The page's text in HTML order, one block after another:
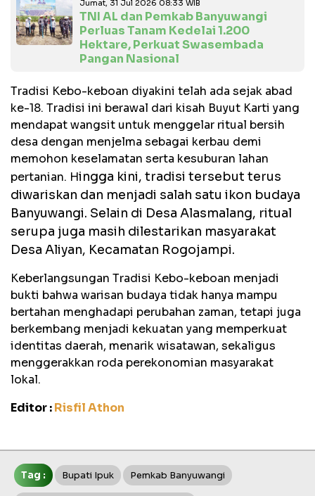
Jumat, 31 Jul 2026 08:33 WIB
TNI AL dan Pemkab Banyuwangi
Perluas Tanam Kedelai 1.200
Hektare, Perkuat Swasembada
Pangan Nasional
Tradisi Kebo-keboan diyakini telah ada sejak abad
ke-18. Tradisi ini berawal dari kisah Buyut Karti yang
mendapat wangsit untuk menggelar ritual bersih
desa dengan menjelma sebagai kerbau demi
memohon keselamatan serta kesuburan lahan
pertanian. Hingga kini, tradisi tersebut terus
diwariskan dan menjadi salah satu ikon budaya
Banyuwangi. Selain di Desa Alasmalang, ritual
serupa juga masih dilestarikan masyarakat
Desa Aliyan, Kecamatan Rogojampi.
Keberlangsungan Tradisi Kebo-keboan menjadi
bukti bahwa warisan budaya tidak hanya mampu
bertahan menghadapi perubahan zaman, tetapi juga
berkembang menjadi kekuatan yang memperkuat
identitas daerah, menarik wisatawan, sekaligus
menggerakkan roda perekonomian masyarakat
lokal.
Editor :Risfil Athon
Tag : Bupati Ipuk Pemkab Banyuwangi